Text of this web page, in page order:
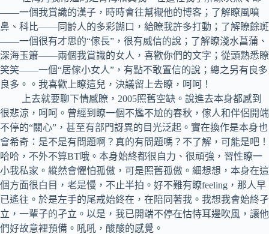
——一個我賞識的漢子，時時會往幫襯他的博客；了解瞭風噴
鼻、科比——同齡人的多彩餬口，給瞭我許多打動；了解瞭餘斑
——一個很有才思的“傢長”，很有威信的說；了解瞭淺水菖蒲、
深海玉簫——兩個我賞識的女人，喜歡你們的文字；從頭熟悉瞭
笑笑——一個“居傢小女人”，有點不敢置信的說；總之另有良多
良多。。我喜歡上瞭這兒，決議留上去瞭，呵呵！
上去就要聊下情感瞭，2005照舊空缺。說進去本身都感到
很悲涼，呵呵。曾經到瞭一個不尷不尬的春秋，傢人和伴侶開端
不停的“關心”，甚至有部門訝異的目光泛起。實在換作是本身也
會希奇：是不是有問題啊？真的有問題嗎？不了解，可能是吧！
哈哈，不外不算BT哦。本身始終都很自力、很頑強，習性瞭一
小我私家。縱然會懼怕孤傲，可是照舊孤傲。細想想，本身在這
個方面很白目，老是慢，不止半拍。好不難有瞭feeling，那人早
已遙往。於是左手的尾戒始終在，在陪同著我。我想我會始終孑
立，一輩子的孑立。以是，我已開端不停在怙恃耳邊吹風，讓他
們好故意裡預備。吼吼，酸酸的感覺。